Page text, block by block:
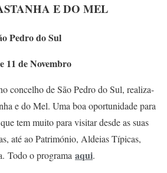
E DO MEL
Pedro do Sul
11 de Novembro
concelho de São Pedro do Sul, realiza-
e do Mel. Uma boa oportunidade para
tem muito para visitar desde as suas
até ao Património, Aldeias Típicas,
Todo o programa aqui.